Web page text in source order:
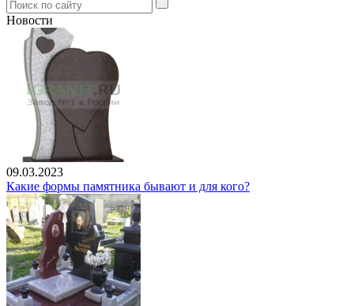
Новости
09.03.2023
Какие формы памятника бывают и для кого?